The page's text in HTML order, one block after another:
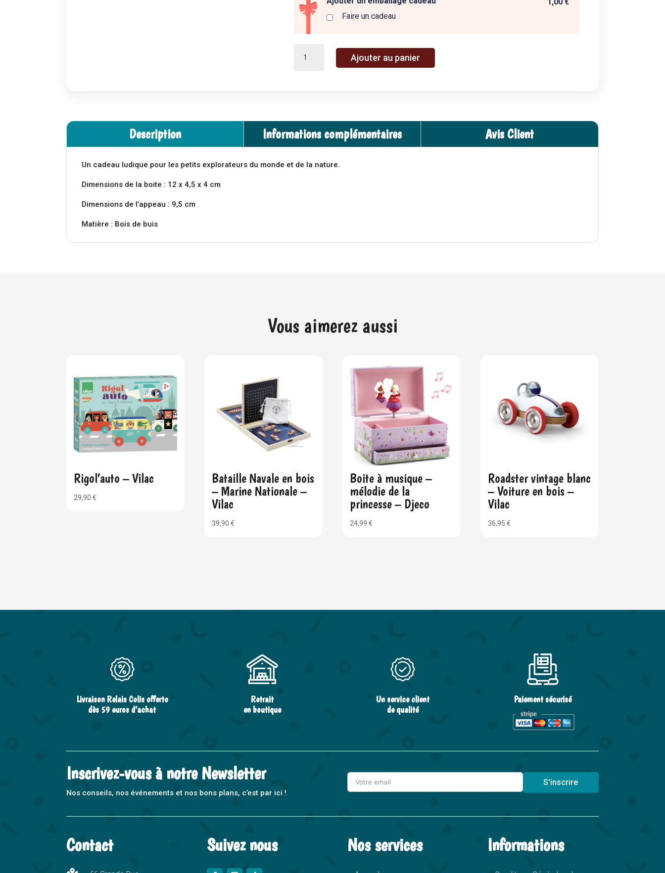
Faire un cadeau
-
Moulin
Roty
Ajouter au panier
A
a
i
Description Informations complémentaires Avis Client
Un cadeau ludique pour les petits explorateurs du monde et de la nature.
Dimensions de la boite : 12 x 4,5 x 4 cm
Dimensions de l’appeau : 9,5 cm
Matière : Bois de buis
Vous aimerez aussi
Rigol’auto – Vilac
29,90€
Bataille Navale en bois
– Marine Nationale –
Vilac
39,90€
Boite à musique –
mélodie de la
princesse – Djeco
24,99€
Roadster vintage blanc
– Voiture en bois –
Vilac
36,95€
Livraison Relais Colis offerte
dès 59 euros d’achat
Retrait
en boutique
Un service client
de qualité
Paiement sécurisé
Inscrivez-vous à notre Newsletter
Nos conseils, nos événements et nos bons plans, c’est par ici !
S'inscrire
e
Contact Suivez nous Nos services Informations